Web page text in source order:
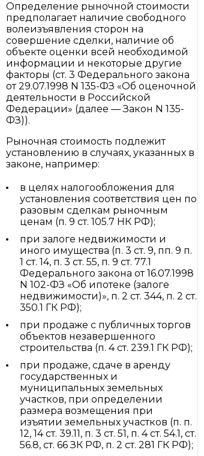
Определение рыночной стоимости
предполагает наличие свободного
волеизъявления сторон на
совершение сделки, наличие об
объекте оценки всей необходимой
информации и некоторые другие
факторы (ст. 3 Федерального закона
от 29.07.1998 N 135-ФЗ «Об оценочной
деятельности в Российской
Федерации» (далее — Закон N 135-
ФЗ)).
Рыночная стоимость подлежит
установлению в случаях, указанных в
законе, например:
в целях налогообложения для
установления соответствия цен по
разовым сделкам рыночным
ценам (п. 9 ст. 105.7 НК РФ);
при залоге недвижимости и
иного имущества (п. 3 ст. 9, пп. 9 п.
1 ст. 14, п. 3 ст. 55, п. 9 ст. 77.1
Федерального закона от 16.07.1998
N 102-ФЗ «Об ипотеке (залоге
недвижимости)», п. 2 ст. 344, п. 2 ст.
350.1 ГК РФ);
при продаже с публичных торгов
объектов незавершенного
строительства (п. 4 ст. 239.1 ГК РФ);
при продаже, сдаче в аренду
государственных и
муниципальных земельных
участков, при определении
размера возмещения при
изъятии земельных участков (п. п.
12, 14 ст. 39.11, п. 3 ст. 51, п. 4 ст. 54.1, ст.
56.8, ст. 66 ЗК РФ, п. 2 ст. 281 ГК РФ);